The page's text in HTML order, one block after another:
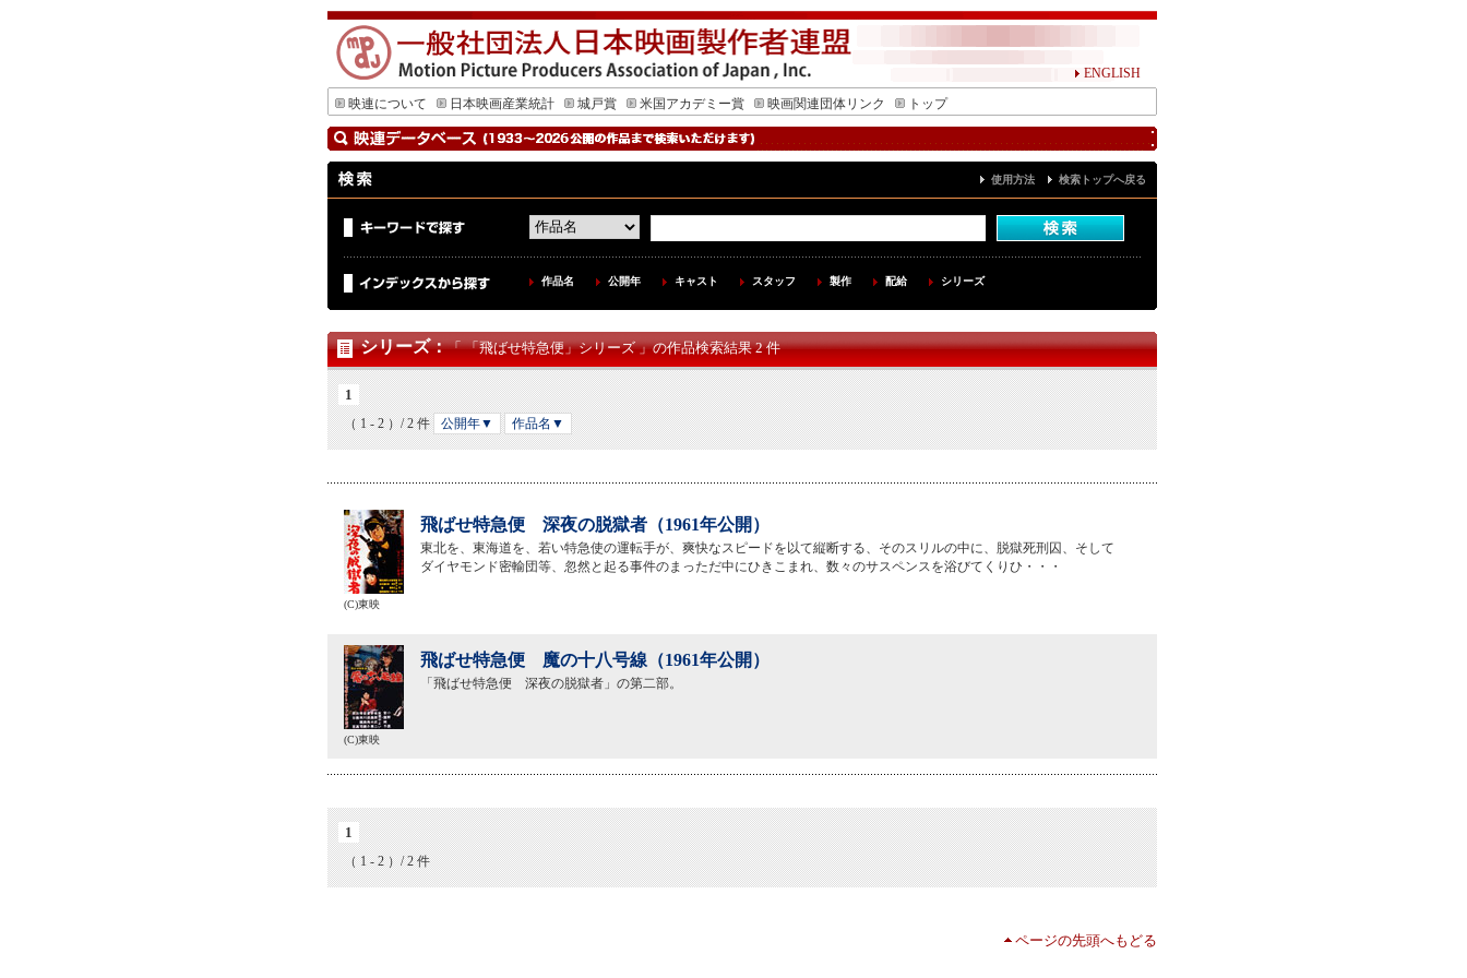
ENGLISH
映連について
日本映画産業統計 城戸賞 米国アカデミー賞 映画関連団体リンク トップ
使用方法 検索トップへ戻る
作品名 公開年 キャスト スタッフ 製作 配給 シリーズ
シリーズ：「 「飛ばせ特急便」シリーズ 」の作品検索結果 2 件
1
（ 1 - 2 ）/ 2 件 公開年▼ 作品名▼
飛ばせ特急便 深夜の脱獄者（1961年公開）
東北を、東海道を、若い特急使の運転手が、爽快なスピードを以て縦断する、そのスリルの中に、脱獄死刑囚、そして
ダイヤモンド密輸団等、忽然と起る事件のまっただ中にひきこまれ、数々のサスペンスを浴びてくりひ・・・
(C)東映
飛ばせ特急便 魔の十八号線（1961年公開）
「飛ばせ特急便 深夜の脱獄者」の第二部。
(C)東映
1
（ 1 - 2 ）/ 2 件
ページの先頭へもどる